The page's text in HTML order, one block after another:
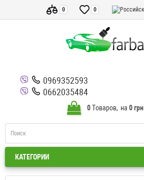
0
0
0969352593
0662035484
0Tоваров, на 0 грн
КАТЕГОРИИ